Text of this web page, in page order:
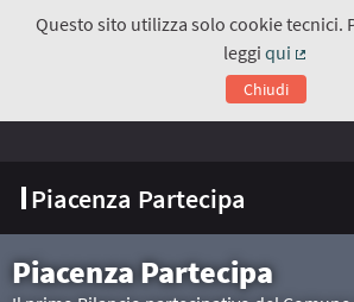
Questo sito utilizza solo cookie tecnici.
leggi qui
Chiudi
Piacenza Partecipa
Piacenza Partecipa